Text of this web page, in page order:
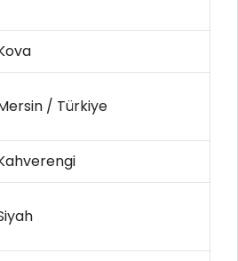
/ Türkiye